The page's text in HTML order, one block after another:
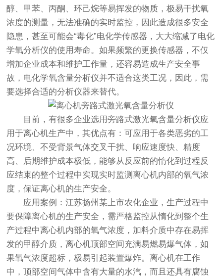
醇、甲苯、丙酮、环己烷等易挥发的物质，极易干扰氧
浓度的测量，无法准确的实时监控，因此造成很多安全
隐患，甚至可能会“毒化”电化学传感器，大大缩减了电化
学氧分析仪的使用寿命。如果频繁的更换传感器，不仅
增加企业成本和维护工作量，还容易造成生产安全事
故，电化学氧含量分析仪并不适合这类工况，因此，需
要选择合适的分析仪器来替代。
目前，有很多企业选用旁路式激光氧含量分析仪应
用于离心机生产中，其优点有：可应用于各类恶劣的工
况环境、不受背景气体交叉干扰、响应速度快、精度
高、后期维护成本极低，能够从反应前的惰化到过程反
应结束的整个过程中实现实时监测离心机内部的氧气浓
度，保证离心机的生产安全。
应用案例：江苏扬州某上市农化企业，生产过程中
要保障离心机的生产安全，需严格监控从惰化到整个生
产过程中离心机内部的氧气浓度，加料介质中存在易挥
发的甲醇介质，离心机顶部空间充满易燃易爆气体，如
果氧气浓度超标，极易引起装置爆炸。离心机在工作
中，顶部空间气体中含有大量的水汽，而且还具有腐蚀